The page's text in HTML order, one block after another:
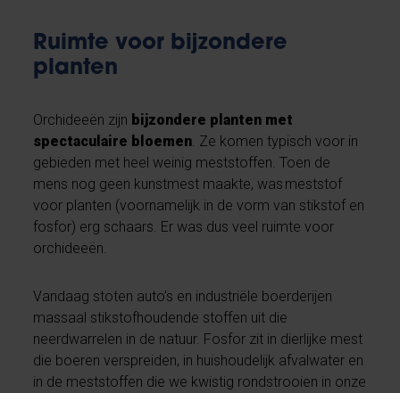
Ruimte voor bijzondere
planten
Orchideeën zijn bijzondere planten met
spectaculaire bloemen . Ze komen typisch voor in
gebieden met heel weinig meststoffen. Toen de
mens nog geen kunstmest maakte, was meststof
voor planten (voornamelijk in de vorm van stikstof en
fosfor) erg schaars. Er was dus veel ruimte voor
orchideeën.
Vandaag stoten auto’s en industriële boerderijen
massaal stikstofhoudende stoffen uit die
neerdwarrelen in de natuur. Fosfor zit in dierlijke mest
die boeren verspreiden, in huishoudelijk afvalwater en
in de meststoffen die we kwistig rondstrooien in onze